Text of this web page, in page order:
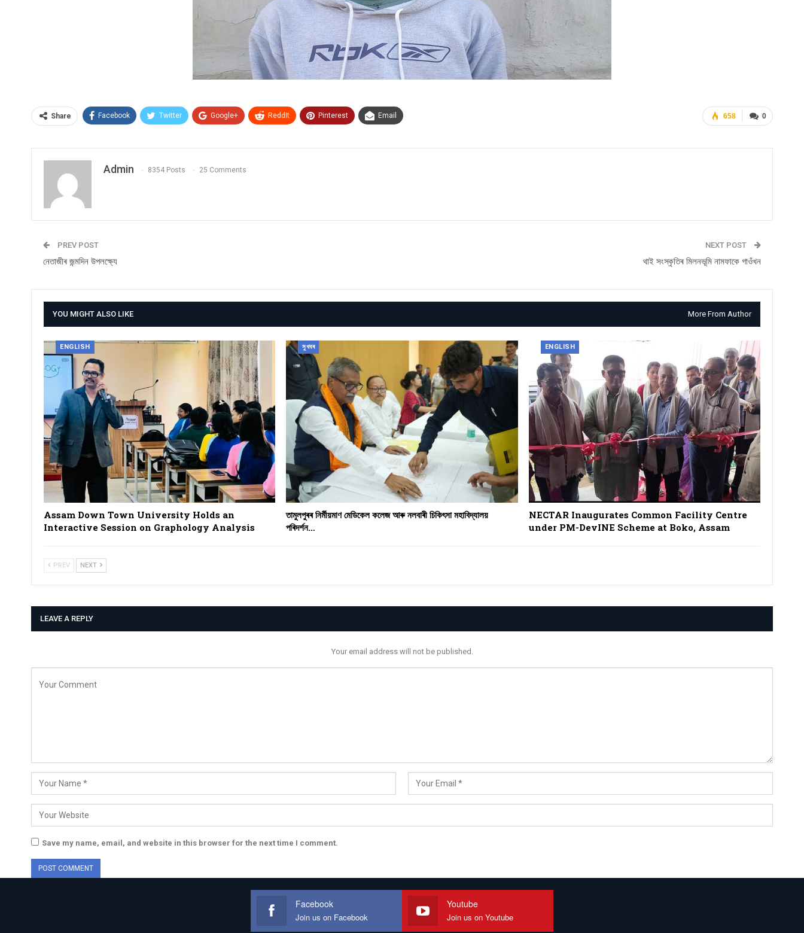
0
658
Share Facebook Twitter Google+ ReddIt Pinterest Email
Admin 8354 Posts 25 Comments
PREV POST
নেতাজীৰ জন্মদিন উপলক্ষ্যে
NEXT POST
থাই সংস্কৃতিৰ মিলনভূমি নামফাকে গাওঁখন
YOU MIGHT ALSO LIKE More From Author
ENGLISH
Assam Down Town University Holds an
Interactive Session on Graphology Analysis
সুখবৰ
তামুলপুৰৰ নিৰ্মীয়মাণ মেডিকেল কলেজ আৰু নলবাৰী চিকিৎসা মহাবিদ্যালয়
পৰিদৰ্শন…
ENGLISH
NECTAR Inaugurates Common Facility Centre
under PM-DevINE Scheme at Boko, Assam
PREV NEXT
LEAVE A REPLY
Your email address will not be published.
Save my name, email, and website in this browser for the next time I comment.
Facebook
Join us on Facebook
Youtube
Join us on Youtube